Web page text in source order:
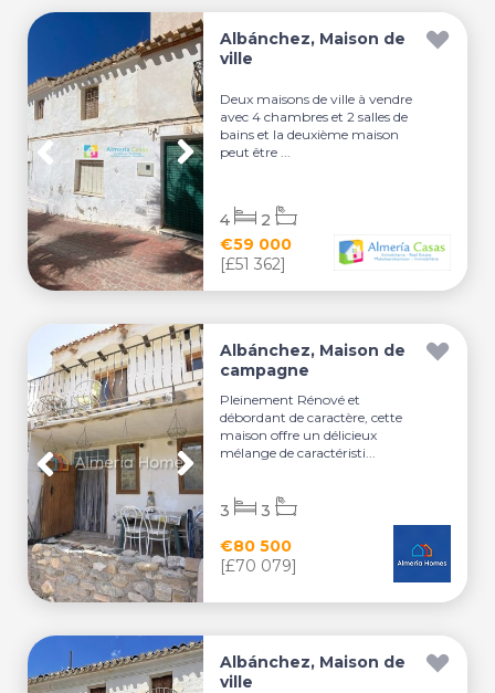
Albánchez, Maison de
ville
Deux maisons de ville à vendre
avec 4 chambres et 2 salles de
bains et la deuxième maison
peut être ...
€59 000
[£51 362]
4 2
Albánchez, Maison de
campagne
Pleinement Rénové et
débordant de caractère, cette
maison offre un délicieux
mélange de caractéristi...
€80 500
[£70 079]
3 3
Albánchez, Maison de
ville